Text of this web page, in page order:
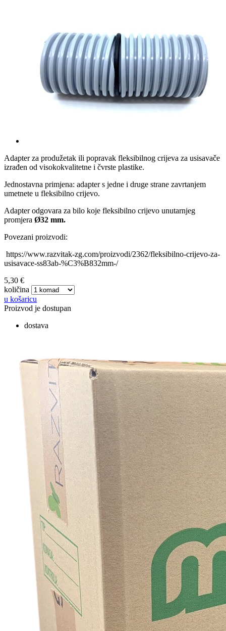
Adapter za produžetak ili popravak fleksibilnog crijeva za usisavače
izrađen od visokokvalitetne i čvrste plastike.
Jednostavna primjena: adapter s jedne i druge strane zavrtanjem
umetnete u fleksibilno crijevo.
Adapter odgovara za bilo koje fleksibilno crijevo unutarnjeg
promjera Ø32 mm.
Povezani proizvodi:
https://www.razvitak-zg.com/proizvodi/2362/fleksibilno-crijevo-za-
usisavace-ss83ab-%C3%B832mm-/
5,30 €
količina
u košaricu
Proizvod je dostupan
dostava